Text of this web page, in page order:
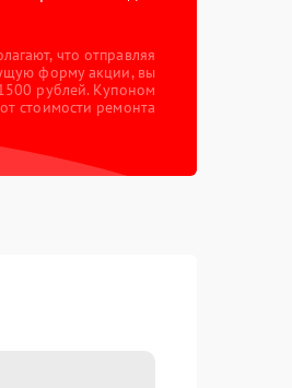
что отправляя
форму акции, вы
рублей. Купоном
стоимости ремонта